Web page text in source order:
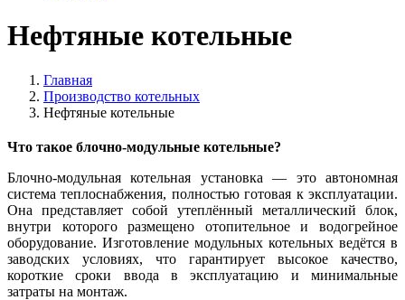
Нефтяные котельные
Главная
Производство котельных
Нефтяные котельные
Что такое блочно-модульные котельные?
Блочно-модульная котельная установка — это автономная
система теплоснабжения, полностью готовая к эксплуатации.
Она представляет собой утеплённый металлический блок,
внутри которого размещено отопительное и водогрейное
оборудование. Изготовление модульных котельных ведётся в
заводских условиях, что гарантирует высокое качество,
короткие сроки ввода в эксплуатацию и минимальные
затраты на монтаж.